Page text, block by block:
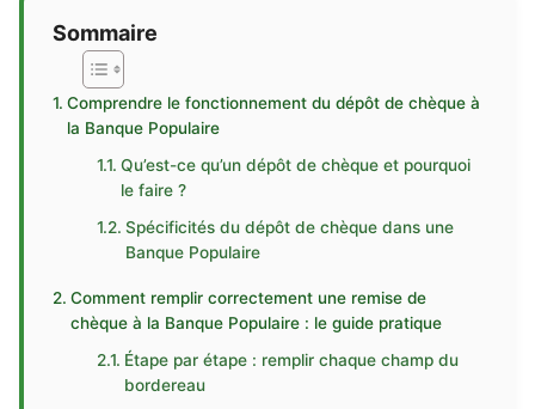
Sommaire
Comprendre le fonctionnement du dépôt de chèque à
la Banque Populaire
Qu’est-ce qu’un dépôt de chèque et pourquoi
le faire ?
Spécificités du dépôt de chèque dans une
Banque Populaire
Comment remplir correctement une remise de
chèque à la Banque Populaire : le guide pratique
Étape par étape : remplir chaque champ du
bordereau